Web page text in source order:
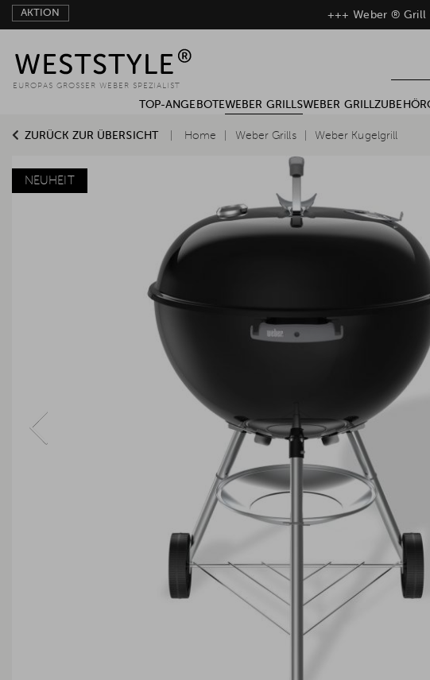
AKTION +++ Weber ® Grill
EUROPAS GROSSER WEBER SPEZIALIST
TOP-ANGEBOTEWEBER GRILLSWEBER GRILLZUBEHÖR
ZURÜCK ZUR ÜBERSICHT Home Weber Grills Weber Kugelgrill
NEUHEIT